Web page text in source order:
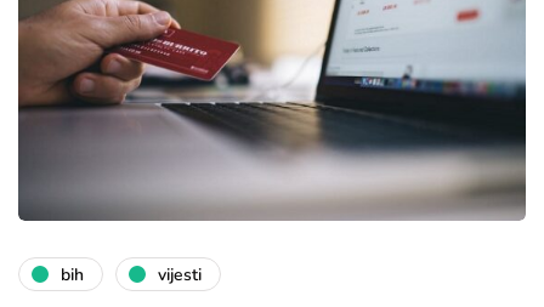
bih vijesti